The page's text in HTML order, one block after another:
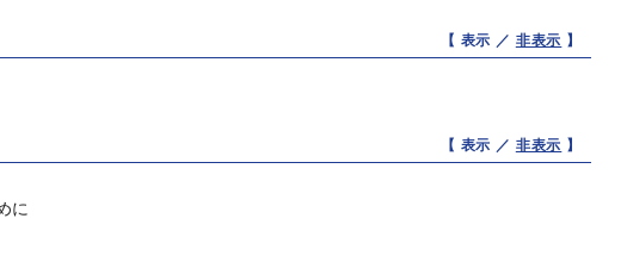
【 表示 ／ 非表示 】
【 表示 ／ 非表示 】
に